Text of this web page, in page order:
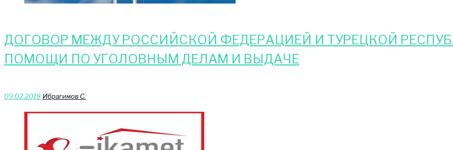
ДОГОВОР МЕЖДУ РОССИЙСКОЙ ФЕДЕРАЦИЕЙ И ТУРЕЦКОЙ
ПОМОЩИ ПО УГОЛОВНЫМ ДЕЛАМ И ВЫДАЧЕ
09.02.2018 Ибрагимов С.